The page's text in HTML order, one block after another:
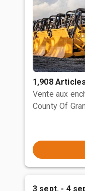
1,908 Articles
Vente aux
County Of
3 sept. - 4